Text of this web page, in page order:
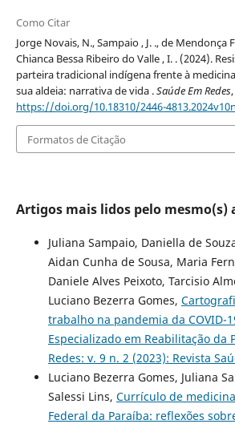
Como Citar
Jorge Novais, N., Sampaio , J. ., de Mendonça
Chianca Bessa Ribeiro do Valle , I. . (2024).
parteira tradicional indígena frente à
sua aldeia: narrativa de vida .Saúde Em Redes,
https://doi.org/10.18310/2446-
Formatos de Citação
Artigos mais lidos pelo mesmo(s)
Juliana Sampaio, Daniella de
Aidan Cunha de Sousa, Maria
Daniele Alves Peixoto, Tarcisio
Luciano Bezerra Gomes,
trabalho na pandemia da COVID-
Especializado em Reabilitação da
Redes: v. 9 n. 2 (2023): Revista
Luciano Bezerra Gomes, Juliana
Salessi Lins, Currículo de
Federal da Paraíba: reflexões